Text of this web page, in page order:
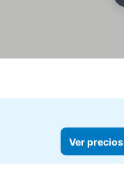
Ver precios